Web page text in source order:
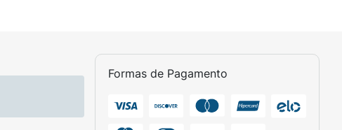
Formas de Pagamento